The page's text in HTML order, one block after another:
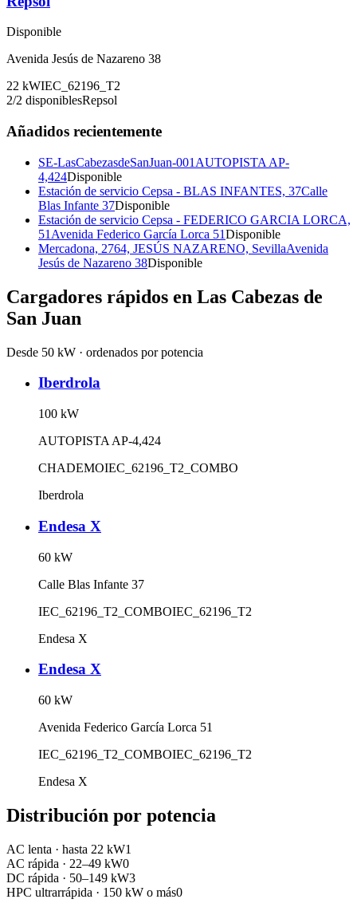
Disponible
Avenida Jesús de Nazareno 38
22 kWIEC_62196_T2
2/2 disponiblesRepsol
Añadidos recientemente
SE-LasCabezasdeSanJuan-001 AUTOPISTA AP-
4,424Disponible
Estación de servicio Cepsa - BLAS INFANTES, 37Calle
Blas Infante 37Disponible
Estación de servicio Cepsa - FEDERICO GARCIA LORCA,
51 Avenida Federico García Lorca 51Disponible
Mercadona, 2764, JESÚS NAZARENO, SevillaAvenida
Jesús de Nazareno 38Disponible
Cargadores rápidos en Las Cabezas de
San Juan
Desde 50 kW · ordenados por potencia
Iberdrola
100 kW
AUTOPISTA AP-4,424
CHADEMOIEC_62196_T2_COMBO
Iberdrola
Endesa X
60 kW
Calle Blas Infante 37
IEC_62196_T2_COMBOIEC_62196_T2
Endesa X
Endesa X
60 kW
Avenida Federico García Lorca 51
IEC_62196_T2_COMBOIEC_62196_T2
Endesa X
Distribución por potencia
AC lenta · hasta 22 kW1
AC rápida · 22–49 kW0
DC rápida · 50–149 kW3
HPC ultrarrápida · 150 kW o más0